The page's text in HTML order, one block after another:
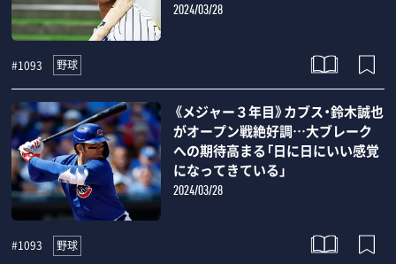
2024/03/28
#1093 野球
《メジャー３年目》カブス・鈴木誠也
がオープン戦絶好調…大ブレーク
への期待高まる「日に日にいい感覚
になってきている」
2024/03/28
#1093 野球